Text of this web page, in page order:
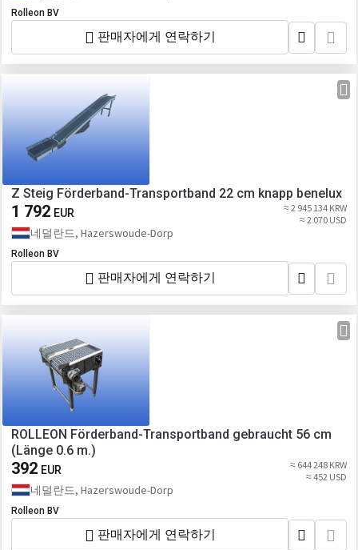
Rolleon BV
판매자에게 연락하기
Z Steig Förderband-Transportband 22 cm knapp benelux
1 792 EUR
≈ 2 945 134 KRW
≈ 2 070 USD
네덜란드, Hazerswoude-Dorp
Rolleon BV
판매자에게 연락하기
ROLLEON Förderband-Transportband gebraucht 56 cm
(Länge 0.6 m.)
392 EUR
≈ 644 248 KRW
≈ 452 USD
네덜란드, Hazerswoude-Dorp
Rolleon BV
판매자에게 연락하기